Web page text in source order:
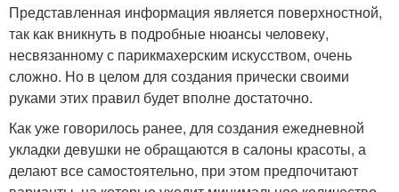
Представленная информация является поверхностной,
так как вникнуть в подробные нюансы человеку,
несвязанному с парикмахерским искусством, очень
сложно. Но в целом для создания прически своими
руками этих правил будет вполне достаточно.
Как уже говорилось ранее, для создания ежедневной
укладки девушки не обращаются в салоны красоты, а
делают все самостоятельно, при этом предпочитают